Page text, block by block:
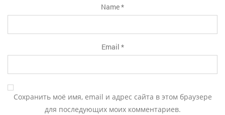
Name*
Email *
Сохранить моё имя, email и адрес сайта в этом браузере
для последующих моих комментариев.